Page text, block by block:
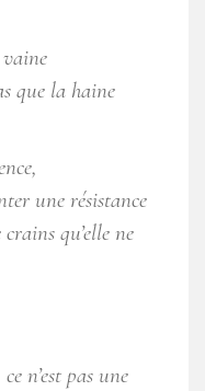
que la haine
une résistance
qu’elle ne
n’est pas une